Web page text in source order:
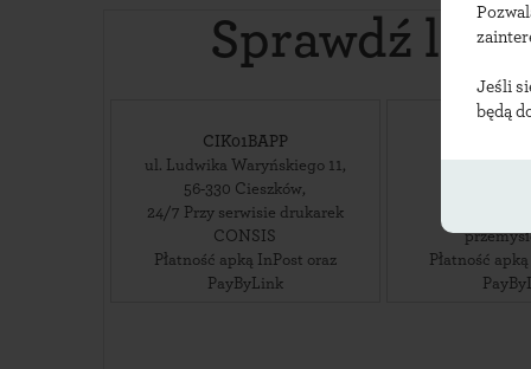
Jeśli
będą
Sprawdź
CIK01BAPP
ul. Ludwika Waryńskiego 11,
56-330 Cieszków,
24/7 Przy serwisie drukarek
CONSIS
Płatność apką InPost oraz
PayByLink
Płatność